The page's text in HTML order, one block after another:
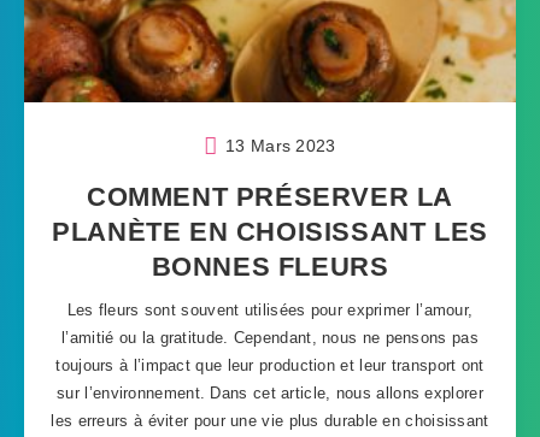
13 Mars 2023
COMMENT PRÉSERVER LA
PLANÈTE EN CHOISISSANT LES
BONNES FLEURS
Les fleurs sont souvent utilisées pour exprimer l’amour,
l’amitié ou la gratitude. Cependant, nous ne pensons pas
toujours à l’impact que leur production et leur transport ont
sur l’environnement. Dans cet article, nous allons explorer
les erreurs à éviter pour une vie plus durable en choisissant